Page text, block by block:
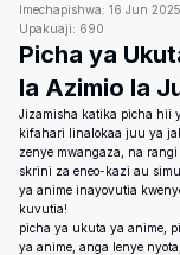
Imechapishwa: 16 Jun 2025
Upakuaji: 690
Picha ya
la Azimio la
Jizamisha katika picha hii
kifahari linalokaa juu ya
zenye mwangaza, na
skrini za eneo-kazi au
ya anime inayovutia
kuvutia!
picha ya ukuta ya anime,
ya anime, anga lenye